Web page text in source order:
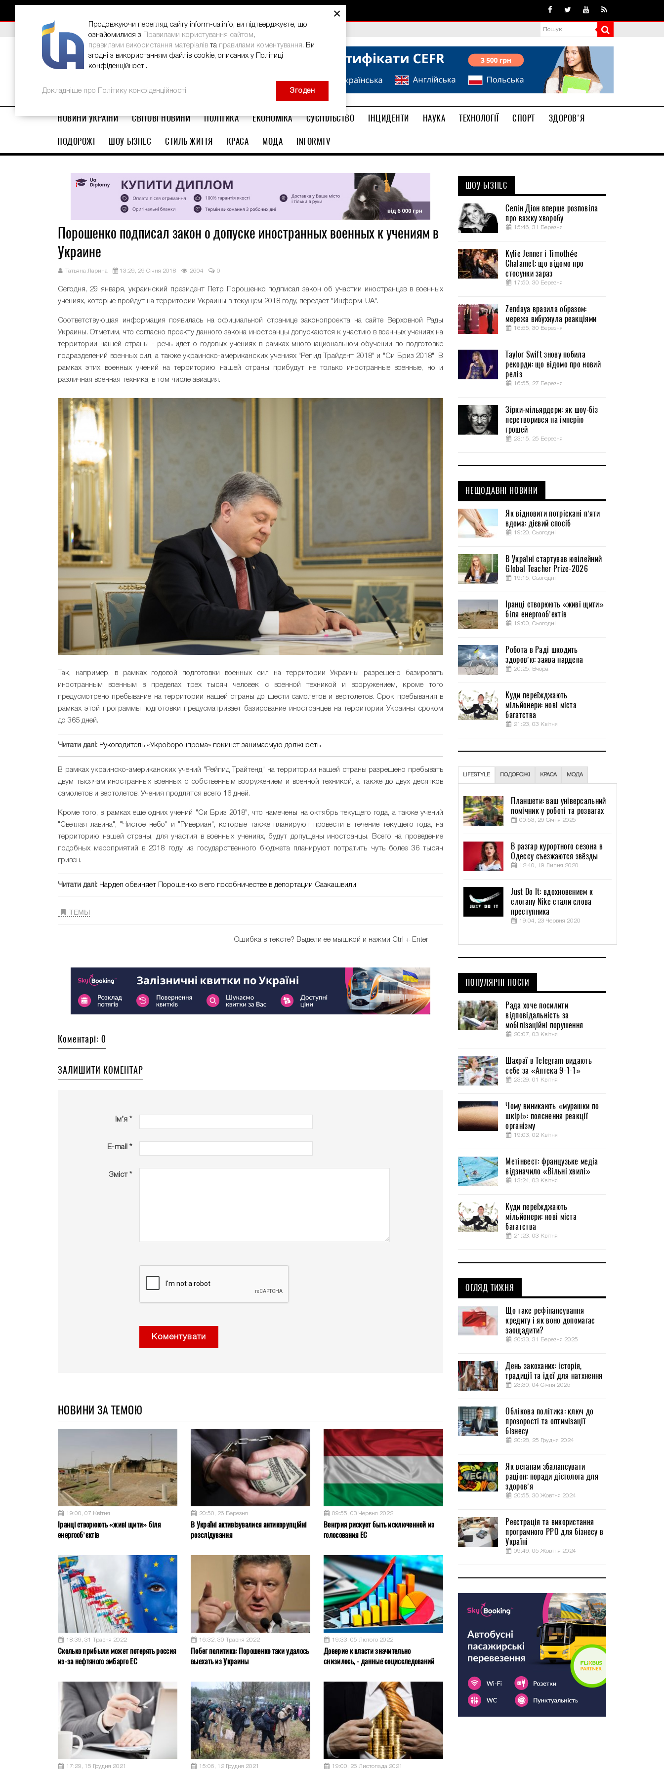
ВИБІР РЕДАКЦІЇ В Україні стартував ювілейний Global Teacher Prize-2026
НОВИНИ УКРАЇНИ СВІТОВІ НОВИНИ ПОЛІТИКА ЕКОНОМІКА СУСПІЛЬСТВО ІНЦИДЕНТИ НАУКА ТЕХНОЛОГІЇ СПОРТ
ЗДОРОВ'Я
ПОДОРОЖІ
ШОУ-БІЗНЕС СТИЛЬ ЖИТТЯ КРАСА МОДА INFORMTV
Порошенко подписал закон о допуске иностранных военных к учениям в
Украине
Татьяна Ларина 13:29, 29 Січня 2018 2604 0
Сегодня, 29 января, украинский президент Петр Порошенко подписал закон об участии иностранцев в военных
учениях, которые пройдут на территории Украины в текущем 2018 году, передает "Информ-UA".
Соответствующая информация появилась на официальной странице законопроекта на сайте Верховной Рады
Украины. Отметим, что согласно проекту данного закона иностранцы допускаются к участию в военных учениях на
территории нашей страны - речь идет о годовых учениях в рамках многонациональном обучении по подготовке
подразделений военных сил, а также украинско-американских учениях "Репид Трайдент 2018" и "Си Бриз 2018". В
рамках этих военных учений на территорию нашей страны прибудут не только иностранные военные, но и
различная военная техника, в том числе авиация.
Так, например, в рамках годовой подготовки военных сил на территории Украины разрешено базировать
иностранным военным в пределах трех тысяч человек с военной техникой и вооружением, кроме того
предусмотрено пребывание на территории нашей страны до шести самолетов и вертолетов. Срок пребывания в
рамках этой программы подготовки предусматривает базирование иностранцев на территории Украины сроком
до 365 дней.
Читати далі: Руководитель «Укроборонпрома» покинет занимаемую должность
В рамках украинско-американских учений "Рейпид Трайтенд" на территории нашей страны разрешено пребывать
двум тысячам иностранных военных с собственным вооружением и военной техникой, а также до двух десятков
самолетов и вертолетов. Учения продлятся всего 16 дней.
Кроме того, в рамках еще одних учений "Си Бриз 2018", что намечены на октябрь текущего года, а также учений
"Светлая лавина", "Чистое небо" и "Ривериан", которые также планируют провести в течение текущего года, на
территорию нашей страны, для участия в военных учениях, будут допущены иностранцы. Всего на проведение
подобных мероприятий в 2018 году из государственного бюджета планируют потратить чуть более 36 тысяч
гривен.
Читати далі: Нардеп обвиняет Порошенко в его пособничестве в депортации Саакашвили
ТЕМЫ
Ошибка в тексте? Выдели ее мышкой и нажми Ctrl + Enter
Коментарі: 0
ЗАЛИШИТИ КОМЕНТАР
Ім’я *
E-mail *
Зміст *
Коментувати
НОВИНИ ЗА ТЕМОЮ
19:00, 07 Квітня
Іранці створюють «живі щити» біля
енергооб’єктів
20:50, 26 Березня
В Україні активізувалися антикорупційні
розслідування
09:55, 03 Червня 2022
Венгрия рискует быть исключенной из
голосования ЕС
18:39, 31 Травня 2022
Сколько прибыли может потерять россия
из-за нефтяного эмбарго ЕС
16:32, 30 Травня 2022
Побег политика: Порошенко таки удалось
выехать из Украины
19:33, 05 Лютого 2022
Доверие к власти значительно
снизилось, - данные социсследований
17:29, 15 Грудня 2021 15:06, 12 Грудня 2021 19:00, 26 Листопада 2021
ШОУ-БІЗНЕС
Селін Діон вперше розповіла
про важку хворобу
15:46, 31 Березня
Kylie Jenner і Timothée
Chalamet: що відомо про
стосунки зараз
17:50, 30 Березня
Zendaya вразила образом:
мережа вибухнула реакціями
16:55, 30 Березня
Taylor Swift знову побила
рекорди: що відомо про новий
реліз
16:55, 27 Березня
Зірки-мільярдери: як шоу-біз
перетворився на імперію
грошей
23:15, 25 Березня
НЕЩОДАВНІ НОВИНИ
Як відновити потріскані п’яти
вдома: дієвий спосіб
19:20, Сьогодні
В Україні стартував ювілейний
Global Teacher Prize-2026
19:15, Сьогодні
Іранці створюють «живі щити»
біля енергооб’єктів
19:00, Сьогодні
Робота в Раді шкодить
здоров’ю: заява нардепа
20:25, Вчора
Куди переїжджають
мільйонери: нові міста
багатства
21:23, 03 Квітня
LIFESTYLE ПОДОРОЖІ КРАСА МОДА
Планшети: ваш універсальний
помічник у роботі та розвагах
00:53, 29 Січня 2025
В разгар курортного сезона в
Одессу съезжаются звёзды
12:40, 19 Липня 2020
Just Do It: вдохновением к
слогану Nike стали слова
преступника
19:04, 23 Червня 2020
ПОПУЛЯРНІ ПОСТИ
Рада хоче посилити
відповідальність за
мобілізаційні порушення
20:07, 03 Квітня
Шахраї в Telegram видають
себе за «Аптека 9-1-1»
23:29, 01 Квітня
Чому виникають «мурашки по
шкірі»: пояснення реакції
організму
19:03, 02 Квітня
Метінвест: французьке медіа
відзначило «Вільні хвилі»
13:24, 03 Квітня
Куди переїжджають
мільйонери: нові міста
багатства
21:23, 03 Квітня
ОГЛЯД ТИЖНЯ
Що таке рефінансування
кредиту і як воно допомагає
заощадити?
20:33, 31 Березня 2025
День закоханих: історія,
традиції та ідеї для натхнення
23:30, 04 Січня 2025
Облікова політика: ключ до
прозорості та оптимізації
бізнесу
20:28, 25 Грудня 2024
Як веганам збалансувати
раціон: поради дієтолога для
здоров’я
20:55, 30 Жовтня 2024
Реєстрація та використання
програмного РРО для бізнесу в
Україні
09:49, 05 Жовтня 2024
×
Продовжуючи перегляд сайту inform-ua.info, ви підтверджуєте, що
ознайомилися з
Правилами користування сайтом,
правилами використання матеріалів та правилами коментування. Ви
згодні з використанням файлів cookie, описаних у Політиці
конфіденційності.
Докладніше про Політику конфіденційності Згоден